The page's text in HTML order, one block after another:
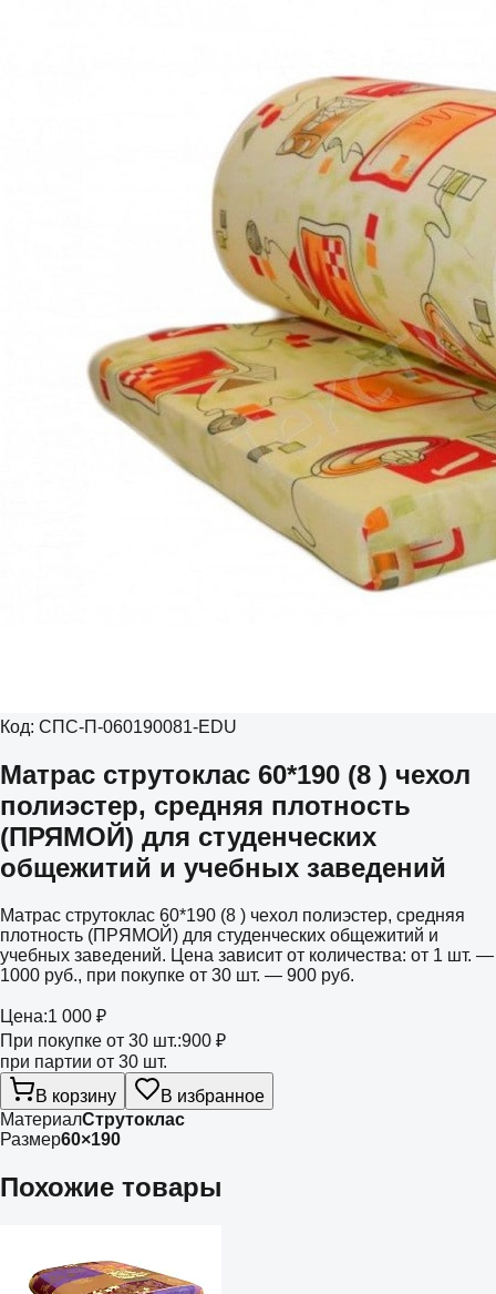
Код: СПС-П-060190081-EDU
Матрас струтоклас 60*190 (8 ) чехол
полиэстер, средняя плотность
(ПРЯМОЙ) для студенческих
общежитий и учебных заведений
Матрас струтоклас 60*190 (8 ) чехол полиэстер, средняя
плотность (ПРЯМОЙ) для студенческих общежитий и
учебных заведений. Цена зависит от количества: от 1 шт. —
1000 руб., при покупке от 30 шт. — 900 руб.
Цена:1 000 ₽
При покупке от 30 шт.:900 ₽
при партии от 30 шт.
В корзину
В избранное
МатериалСтрутоклас
Размер60×190
Похожие товары